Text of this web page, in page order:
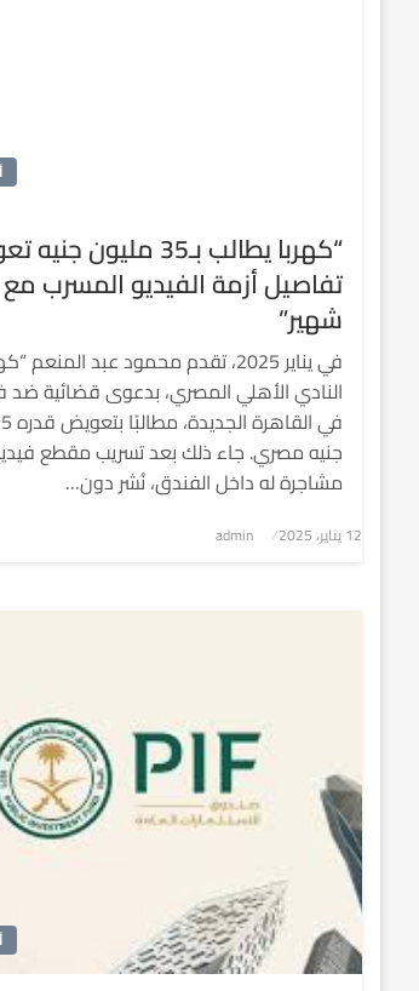
“كهربا يطالب بـ35 مليون
تفاصيل أزمة الفيديو المسرب
شهير”
في يناير 2025، تقدم محمود عبد المنعم
النادي الأهلي المصري، بدعوى قضائية
جنيه مصري. جاء ذلك بعد تسريب مقطع
مشاجرة له داخل الفندق، نُشر دون…
نُشر
12 يناير، 2025 admin